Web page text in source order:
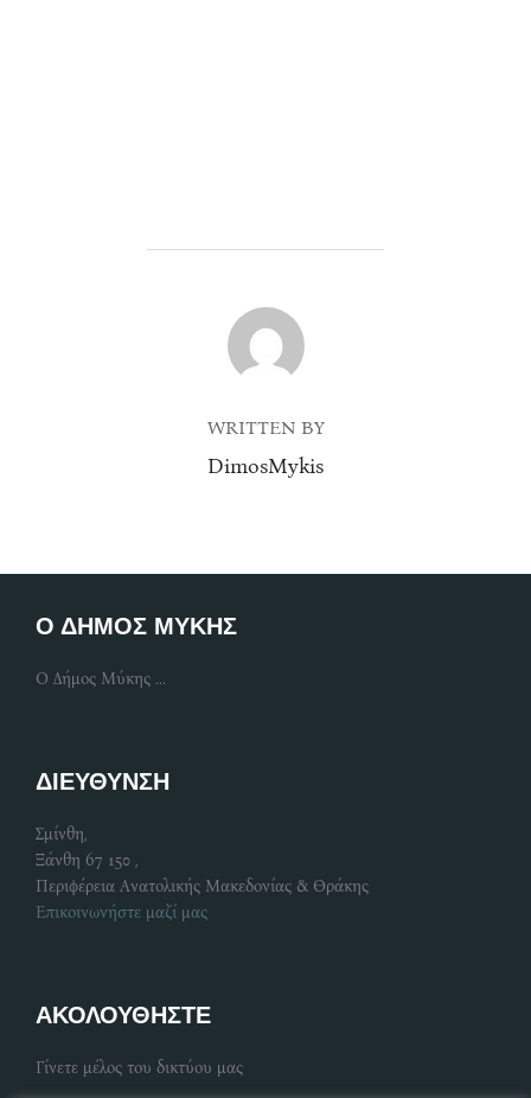
POST AUTHOR
WRITTEN BY
DimosMykis
Ο ΔΗΜΟΣ ΜΥΚΗΣ
Ο Δήμος Μύκης ...
ΔΙΕΥΘΥΝΣΗ
Σμίνθη,
Ξάνθη 67 150 ,
Περιφέρεια Ανατολικής Μακεδονίας & Θράκης
Επικοινωνήστε μαζί μας
ΑΚΟΛΟΥΘΗΣΤΕ
Γίνετε μέλος του δικτύου μας